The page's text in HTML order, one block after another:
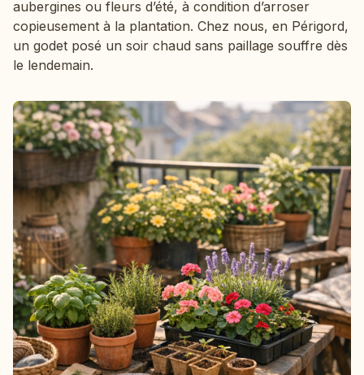
aubergines ou fleurs d’été, à condition d’arroser
copieusement à la plantation. Chez nous, en Périgord,
un godet posé un soir chaud sans paillage souffre dès
le lendemain.